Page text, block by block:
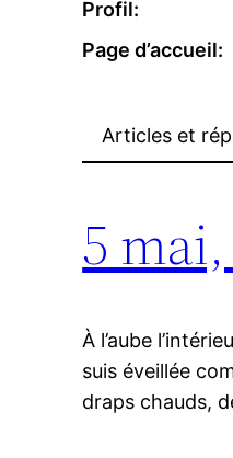
Profil
Page d’accueil
Articles et
5
À l’aube
suis éveillée
draps chauds,